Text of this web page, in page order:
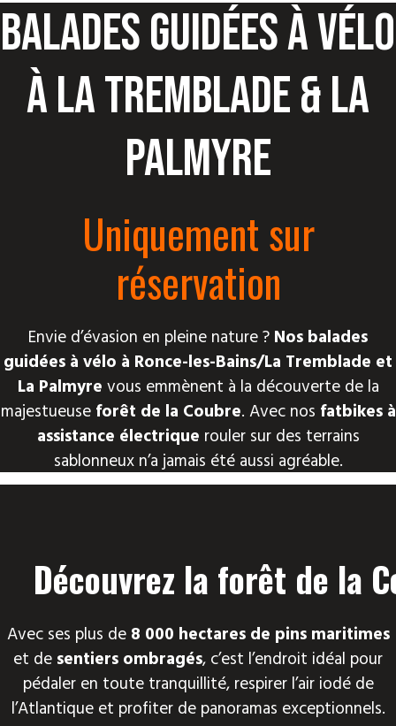
Balades guidées à vélo
à La Tremblade & La
Palmyre
Uniquement sur
réservation
Envie d’évasion en pleine nature ? Nos balades
guidées à vélo à Ronce-les-Bains/La Tremblade et
La Palmyre vous emmènent à la découverte de la
majestueuse forêt de la Coubre. Avec nos fatbikes à
assistance électrique rouler sur des terrains
sablonneux n’a jamais été aussi agréable.
Découvrez la forêt de la
Avec ses plus de 8 000 hectares de pins maritimes
et de sentiers ombragés, c’est l’endroit idéal pour
pédaler en toute tranquillité, respirer l’air iodé de
l’Atlantique et profiter de panoramas exceptionnels.